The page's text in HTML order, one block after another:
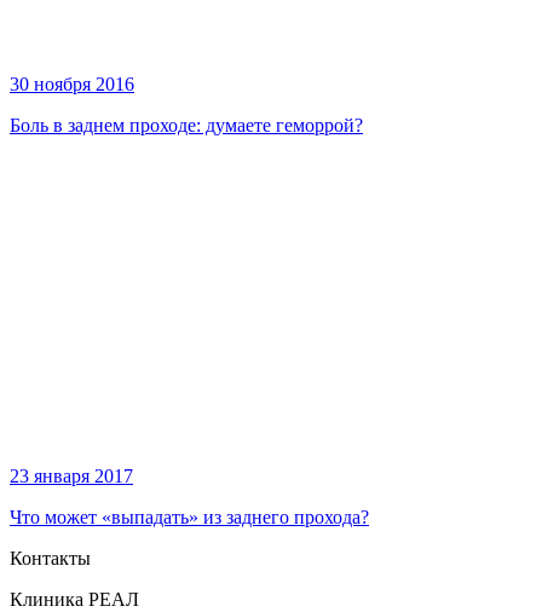
30 ноября 2016
Боль в заднем проходе: думаете геморрой?
23 января 2017
Что может «выпадать» из заднего прохода?
Контакты
Клиника РЕАЛ